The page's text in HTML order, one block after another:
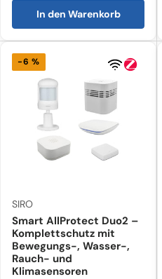
In den Warenkorb
-6 %
SIRO
Smart AllProtect Duo2 –
Komplettschutz mit
Bewegungs-, Wasser-,
Rauch- und
Klimasensoren